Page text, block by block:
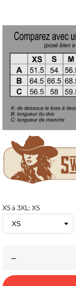
XS à 3XL: XS
–